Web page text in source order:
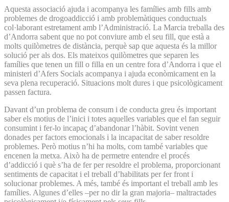
Aquesta associació ajuda i acompanya les famílies amb fills amb
problemes de drogoaddicció i amb problemàtiques conductuals
col·laborant estretament amb l’Administració. La Marcia treballa des
d’Andorra sabent que no pot conviure amb el seu fill, que està a
molts quilòmetres de distància, perquè sap que aquesta és la millor
solució per als dos. Els mateixos quilòmetres que separen les
famílies que tenen un fill o filla en un centre fora d’Andorra i que el
ministeri d’Afers Socials acompanya i ajuda econòmicament en la
seva plena recuperació. Situacions molt dures i que psicològicament
passen factura.
Davant d’un problema de consum i de conducta greu és important
saber els motius de l’inici i totes aquelles variables que el fan seguir
consumint i fer-lo incapaç d’abandonar l’hàbit. Sovint venen
donades per factors emocionals i la incapacitat de saber resoldre
problemes. Però motius n’hi ha molts, com també variables que
encenen la metxa. Això ha de permetre entendre el procés
d’addicció i què s’ha de fer per resoldre el problema, proporcionant
sentiments de capacitat i el treball d’habilitats per fer front i
solucionar problemes. A més, també és important el treball amb les
famílies. Algunes d’elles –per no dir la gran majoria– maltractades